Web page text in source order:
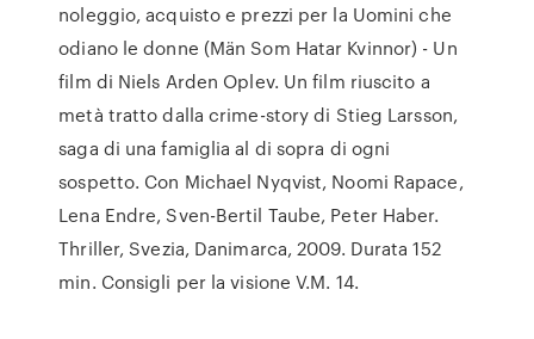
noleggio, acquisto e prezzi per la Uomini che
odiano le donne (Män Som Hatar Kvinnor) - Un
film di Niels Arden Oplev. Un film riuscito a
metà tratto dalla crime-story di Stieg Larsson,
saga di una famiglia al di sopra di ogni
sospetto. Con Michael Nyqvist, Noomi Rapace,
Lena Endre, Sven-Bertil Taube, Peter Haber.
Thriller, Svezia, Danimarca, 2009. Durata 152
min. Consigli per la visione V.M. 14.